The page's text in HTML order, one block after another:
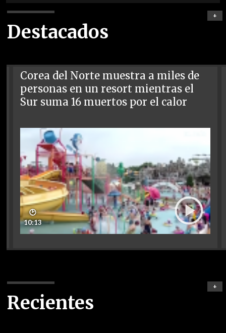
Destacados
+
Corea del Norte muestra a miles de
personas en un resort mientras el
Sur suma 16 muertos por el calor
🕑
10:13
Recientes
+